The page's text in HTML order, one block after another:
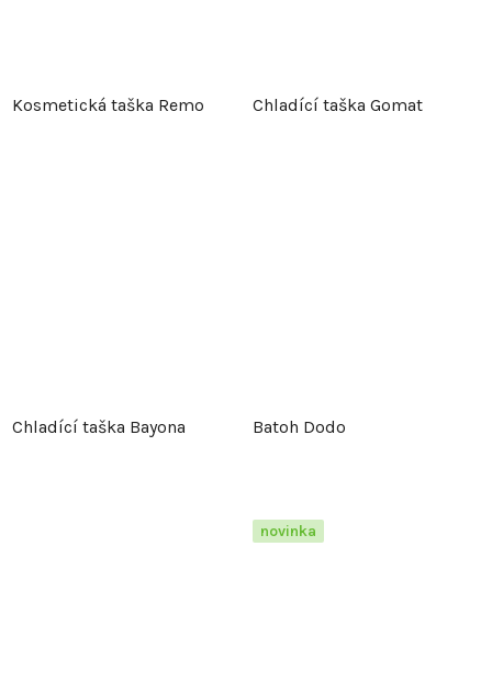
Kosmetická taška Remo Chladící taška Gomat
Chladící taška Bayona Batoh Dodo
novinka